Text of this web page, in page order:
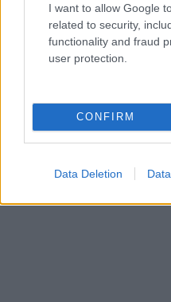
I want to allow Google
related to security,
functionality and fraud
user protection.
CONFIRM
Data Deletion